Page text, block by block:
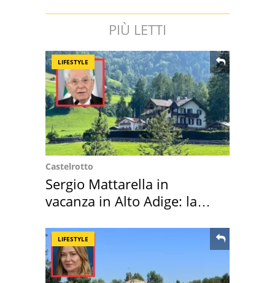
PIÙ LETTI
LIFESTYLE
Castelrotto
Sergio Mattarella in
vacanza in Alto Adige: la
LIFESTYLE